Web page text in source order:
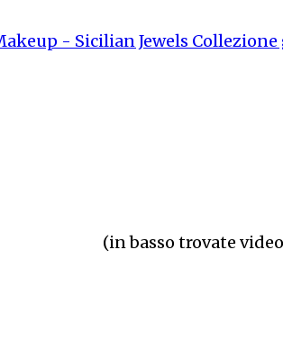
- Sicilian Jewels
(in basso trovate